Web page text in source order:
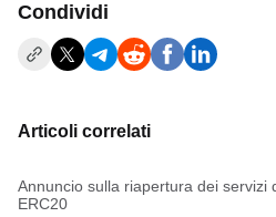
Condividi
Articoli correlati
Annuncio sulla riapertura dei servizi
ERC20